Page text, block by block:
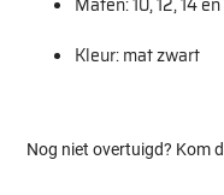
Kleur: mat zwart
Nog niet overtuigd? Kom